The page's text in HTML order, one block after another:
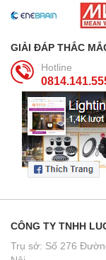
GIẢI ĐÁP THẮC
Hotline
CÔNG TY TNHH
Trụ sở: Số 276